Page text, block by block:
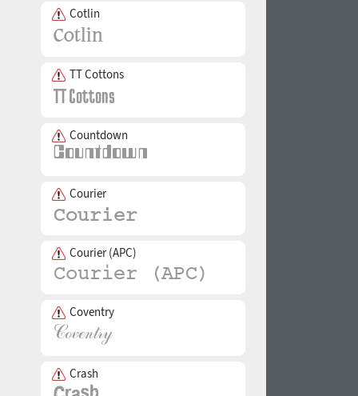
Cotlin
TT Cottons
Countdown
Courier
Courier (APC)
Coventry
Crash